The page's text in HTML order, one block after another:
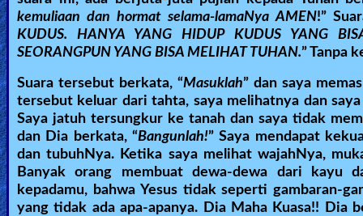
kemuliaan dan hormat selama-lamaNya AMEN!”
KUDUS. HANYA YANG HIDUP KUDUS YANG
SEORANGPUN YANG BISA MELIHAT TUHAN.” Tanpa
Suara tersebut berkata, “Masuklah” dan saya
tersebut keluar dari tahta, saya melihatnya dan saya
Saya jatuh tersungkur ke tanah dan saya tidak
dan Dia berkata, “Bangunlah!” Saya mendapat
dan tubuhNya. Ketika saya melihat wajahNya,
Banyak orang membuat dewa-dewa dari kayu
kepadamu, bahwa Yesus tidak seperti gambaran-
yang tidak ada apa-apanya. Dia Maha Kuasa!! Dia